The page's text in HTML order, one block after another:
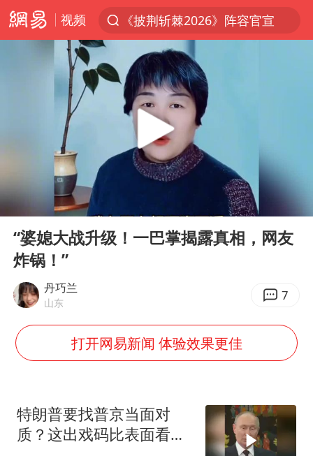
视频
《披荆斩棘2026》阵容官宣
杭州机场已取消航班388架次
白海豚将给京津冀带来大暴雨
上海中心千吨“镇楼神器”摆动明显
国足U17与阿森纳决赛取消 并列冠军
上门女婿出轨女邻居多年被判重婚罪
灌溉水坝被隔成鱼塘 村民投诉20余年
顾客将调料瓶扔火锅里泄愤
韩军前线部队连曝丑闻
Play
00:00
“婆媳大战升级！一巴掌揭露真相，网友
炸锅！”
丹巧兰
山东 7
打开网易新闻 体验效果更佳
特朗普要找普京当面对
质？这出戏码比表面看起